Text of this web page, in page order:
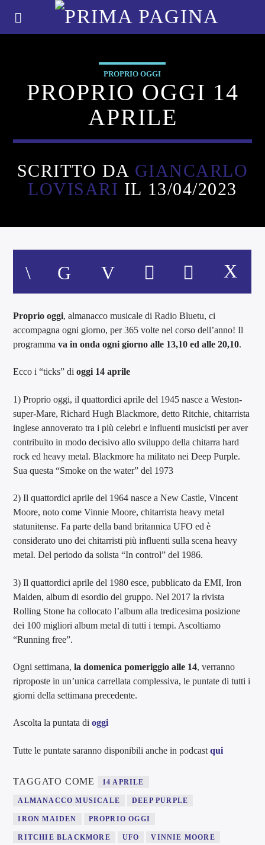
PROPRIO OGGI
PROPRIO OGGI 14
APRILE
SCRITTO DA GIANCARLO
LOVISARI IL 13/04/2023
Proprio oggi, almanacco musicale di Radio Bluetu, ci
accompagna ogni giorno, per 365 volte nel corso dell’anno! Il
programma va in onda ogni giorno alle 13,10 ed alle 20,10.
Ecco i “ticks” dioggi 14 aprile
1) Proprio oggi, il quattordici aprile del 1945 nasce a Weston-
super-Mare, Richard Hugh Blackmore, detto Ritchie, chitarrista
inglese annoverato tra i più celebri e influenti musicisti per aver
contribuito in modo decisivo allo sviluppo della chitarra hard
rock ed heavy metal. Blackmore ha militato nei Deep Purple.
Sua questa “Smoke on the water” del 1973
2) Il quattordici aprile del 1964 nasce a New Castle, Vincent
Moore, noto come Vinnie Moore, chitarrista heavy metal
statunitense. Fa parte della band britannica UFO ed è
considerato uno dei chitarristi più influenti sulla scena heavy
metal. Del periodo da solista “In control” del 1986.
3) Il quattordici aprile del 1980 esce, pubblicato da EMI, Iron
Maiden, album di esordio del gruppo. Nel 2017 la rivista
Rolling Stone ha collocato l’album alla tredicesima posizione
dei 100 migliori album metal di tutti i tempi. Ascoltiamo
“Running free”.
Ogni settimana,la domenica pomeriggio alle 14, verranno
riproposte in un’unica carrellata complessiva, le puntate di tutti i
giorni della settimana precedente.
Ascolta la puntata dioggi
Tutte le puntate saranno disponibili anche in podcastqui
TAGGATO COME 14 APRILE
ALMANACCO MUSICALE DEEP PURPLE
IRON MAIDEN PROPRIO OGGI
RITCHIE BLACKMORE UFO VINNIE MOORE